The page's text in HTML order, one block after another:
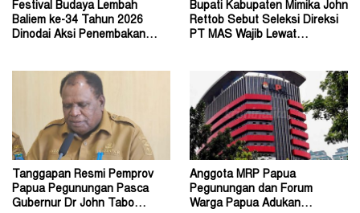
Festival Budaya Lembah
Baliem ke-34 Tahun 2026
Dinodai Aksi Penembakan
Bupati Kabupaten Mimika John
Rettob Sebut Seleksi Direksi
PT MAS Wajib Lewat
Tanggapan Resmi Pemprov
Papua Pegunungan Pasca
Gubernur Dr John Tabo
Anggota MRP Papua
Pegunungan dan Forum
Warga Papua Adukan